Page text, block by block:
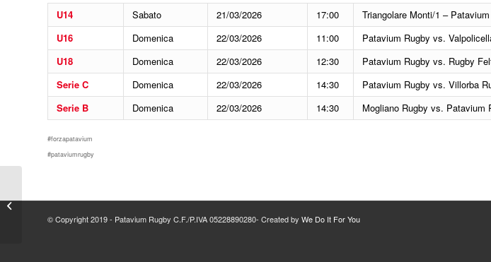
U14 Sabato 21/03/2026 17:00 Triangolare Monti/1 –
U16
Domenica 22/03/2026 11:00 Patavium Rugby vs.
U18
Domenica 22/03/2026 12:30 Patavium Rugby vs. Rugby
Serie C
Domenica 22/03/2026 14:30 Patavium Rugby vs. Villorba
Serie B
Domenica 22/03/2026 14:30 Mogliano Rugby vs. Patavium
#forzapatavium
#pataviumrugby
© Copyright 2019 - Patavium Rugby C.F./P.IVA 05228890280- Created by We Do It For You
Risultati del 15 marzo